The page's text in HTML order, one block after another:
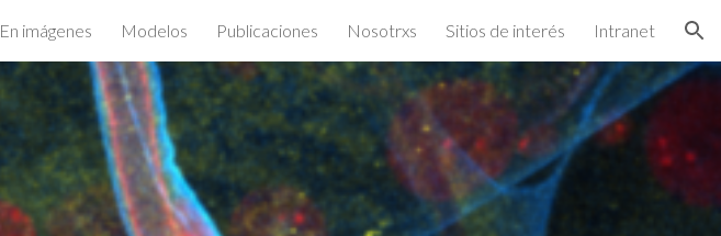
Skip to navigation
En imágenes Modelos Publicaciones Nosotrxs Sitios de interés Intranet